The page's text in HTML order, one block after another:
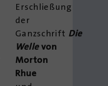
Erschließung
der
Ganzschrift Die
Wellevon
Morton
Rhue